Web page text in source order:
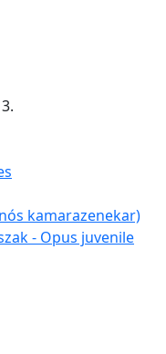
kamarazenekar)
- Opus juvenile